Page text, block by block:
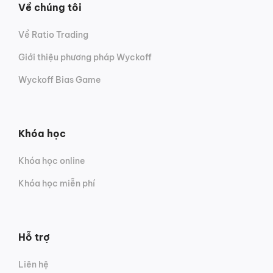
Về chúng tôi
Về Ratio Trading
Giới thiệu phương pháp Wyckoff
Wyckoff Bias Game
Khóa học
Khóa học online
Khóa học miễn phí
Hỗ trợ
Liên hệ